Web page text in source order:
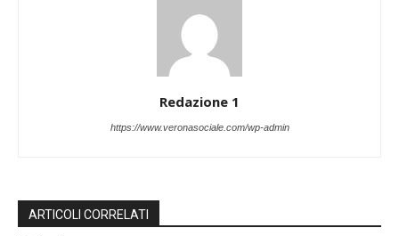
Redazione 1
https://www.veronasociale.com/wp-admin
ARTICOLI CORRELATI